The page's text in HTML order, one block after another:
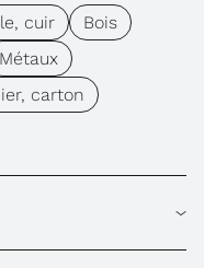
cuir
Bois
Métaux
carton